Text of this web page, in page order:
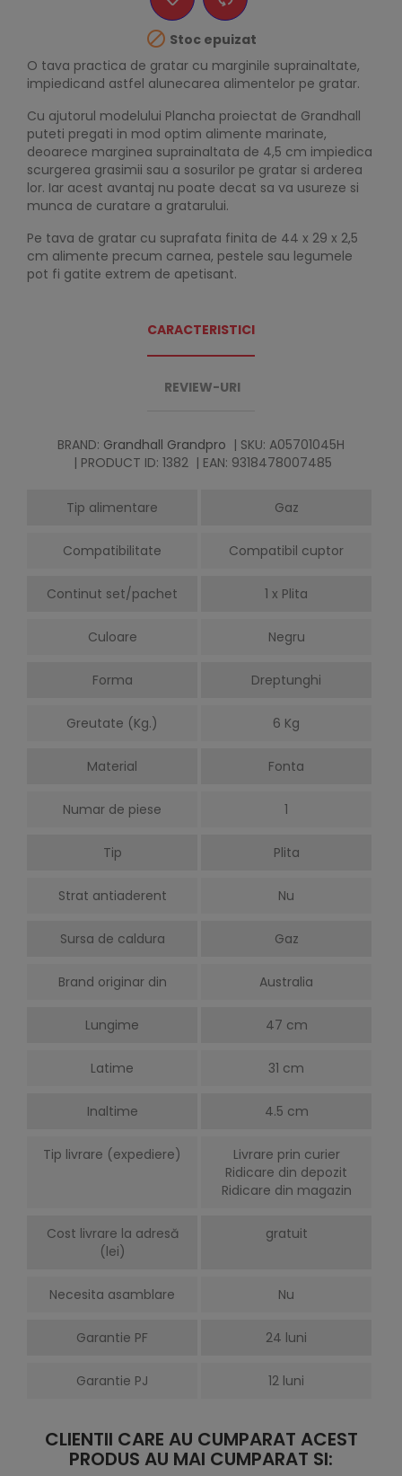
 Stoc epuizat
O tava practica de gratar cu marginile suprainaltate,
impiedicand astfel alunecarea alimentelor pe gratar.
Cu ajutorul modelului Plancha proiectat de Grandhall
puteti pregati in mod optim alimente marinate,
deoarece marginea suprainaltata de 4,5 cm impiedica
scurgerea grasimii sau a sosurilor pe gratar si arderea
lor. Iar acest avantaj nu poate decat sa va usureze si
munca de curatare a gratarului.
Pe tava de gratar cu suprafata finita de 44 x 29 x 2,5
cm alimente precum carnea, pestele sau legumele
pot fi gatite extrem de apetisant.
CARACTERISTICI
REVIEW-URI
BRAND: Grandhall Grandpro | SKU: A05701045H
| PRODUCT ID: 1382 | EAN: 9318478007485
Tip alimentare Gaz
Compatibilitate Compatibil cuptor
Continut set/pachet 1 x Plita
Culoare Negru
Forma Dreptunghi
Greutate (Kg.) 6 Kg
Material Fonta
Numar de piese 1
Tip Plita
Strat antiaderent Nu
Sursa de caldura Gaz
Brand originar din Australia
Lungime 47 cm
Latime 31 cm
Inaltime 4.5 cm
Tip livrare (expediere)
Livrare prin curier
Ridicare din depozit
Ridicare din magazin
Cost livrare la adresă
(lei)
gratuit
Necesita asamblare Nu
Garantie PF 24 luni
Garantie PJ 12 luni
CLIENTII CARE AU CUMPARAT ACEST
PRODUS AU MAI CUMPARAT SI: